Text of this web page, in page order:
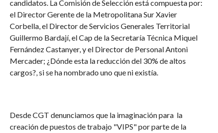
candidatos. La Comisión de Selección está compuesta por:
el Director Gerente de la Metropolitana Sur Xavier
Corbella, el Director de Servicios Generales Territorial
Guillermo Bardají, el Cap de la Secretaría Técnica Miquel
Fernández Castanyer, y el Director de Personal Antoni
Mercader; ¿Dónde esta la reducción del 30% de altos
cargos?, si se ha nombrado uno que ni existía.
Desde CGT denunciamos que la imaginación para la
creación de puestos de trabajo "VIPS" por parte de la